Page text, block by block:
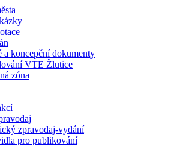
a koncepční dokumenty
VTE Žlutice
zóna
zpravodaj-vydání
pro publikování